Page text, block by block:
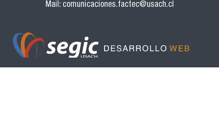
Mail: comunicaciones.factec@usach.cl